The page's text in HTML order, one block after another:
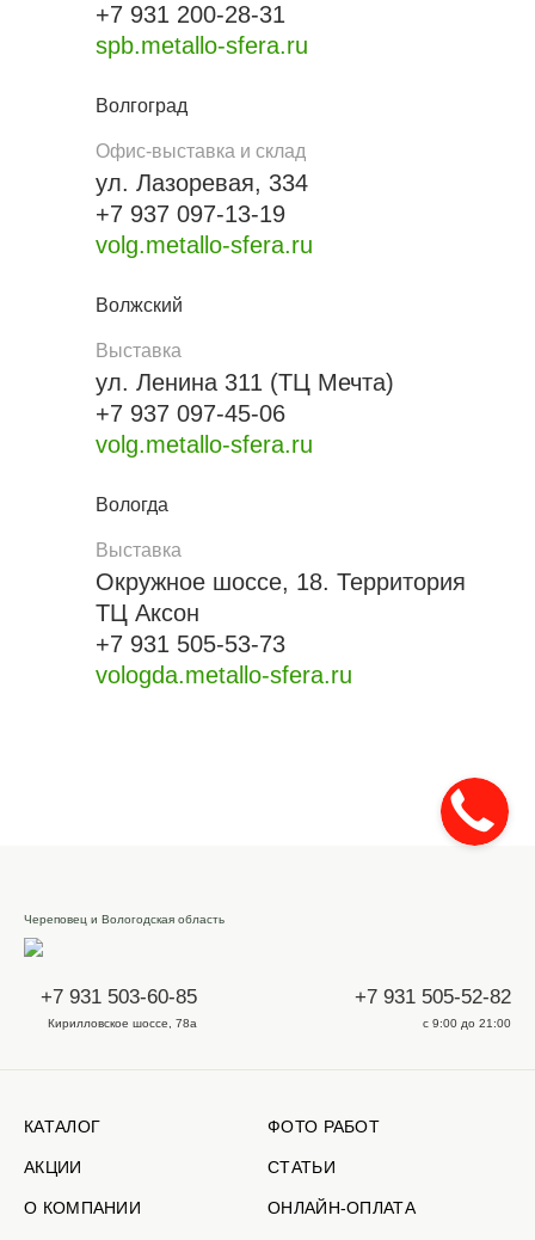
+7 931 200-28-31
spb.metallo-sfera.ru
Волгоград
Офис-выставка и склад
ул. Лазоревая, 334
+7 937 097-13-19
volg.metallo-sfera.ru
Волжский
Выставка
ул. Ленина 311 (ТЦ Мечта)
+7 937 097-45-06
volg.metallo-sfera.ru
Вологда
Выставка
Окружное шоссе, 18. Территория
ТЦ Аксон
+7 931 505-53-73
vologda.metallo-sfera.ru
Череповец и Вологодская область
+7 931 503-60-85
Кирилловское шоссе, 78а
+7 931 505-52-82
с 9:00 до 21:00
КАТАЛОГ
АКЦИИ
О КОМПАНИИ
ФОТО РАБОТ
СТАТЬИ
ОНЛАЙН-ОПЛАТА